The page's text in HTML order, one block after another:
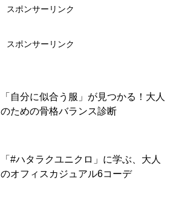
スポンサーリンク
スポンサーリンク
「自分に似合う服」が見つかる！大人
のための骨格バランス診断
「#ハタラクユニクロ」に学ぶ、大人
のオフィスカジュアル6コーデ